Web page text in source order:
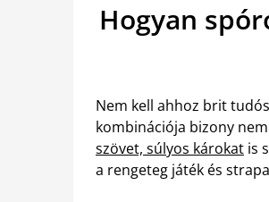
Hogyan
Nem kell ahhoz brit
kombinációja bizony
szövet, súlyos károkat is
a rengeteg játék és